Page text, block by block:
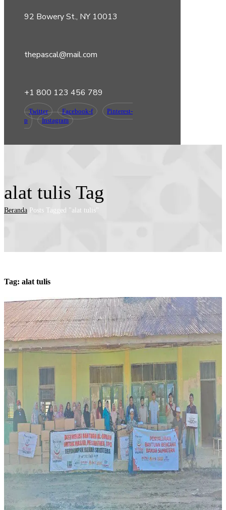
92 Bowery St., NY 10013
thepascal@mail.com
+1 800 123 456 789
Twitter Facebook-f
Pinterest-
p
Instagram
alat tulis Tag
Beranda Posts Tagged "alat tulis"
Tag: alat tulis